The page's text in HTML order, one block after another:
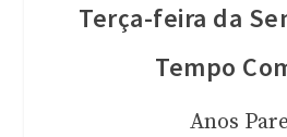
Terça-feira da
Tempo
Anos